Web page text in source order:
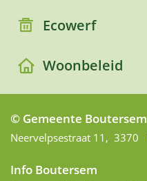
Ecowerf
Woonbeleid
© Gemeente Boutersem
Adres
Neervelpsestraat 11 , 3370
Info Boutersem